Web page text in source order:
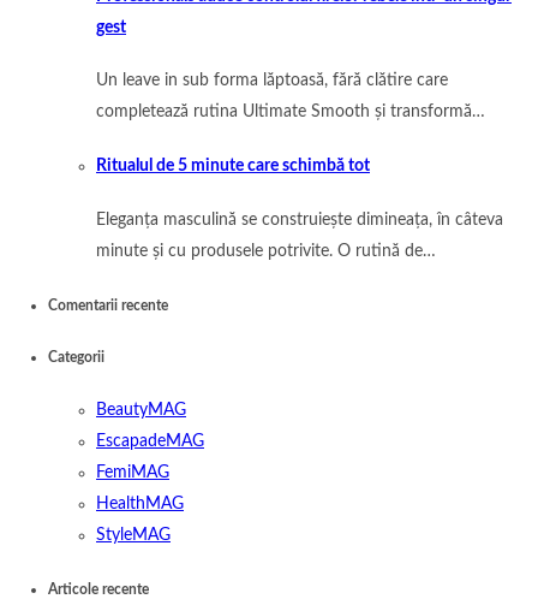
gest
Un leave in sub forma lăptoasă, fără clătire care
completează rutina Ultimate Smooth și transformă…
Ritualul de 5 minute care schimbă tot
Eleganța masculină se construiește dimineața, în câteva
minute și cu produsele potrivite. O rutină de…
Comentarii recente
Categorii
BeautyMAG
EscapadeMAG
FemiMAG
HealthMAG
StyleMAG
Articole recente